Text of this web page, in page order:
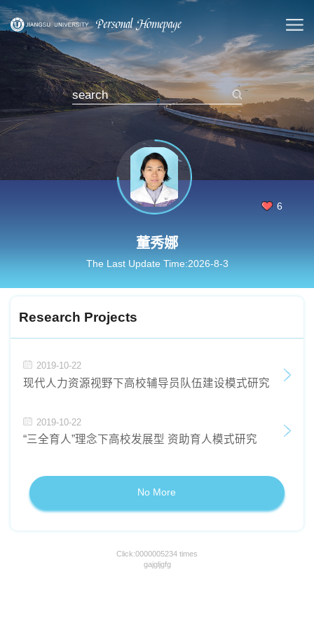
6
董秀娜
The Last Update Time:2026-8-3
Research Projects
2019-10-22
现代人力资源视野下高校辅导员队伍建设模式研究
2019-10-22
“三全育人”理念下高校发展型 资助育人模式研究
No More
Click:0000005234 times
gajgljgfg